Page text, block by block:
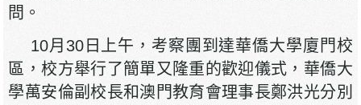
問。
10月30日上午，考察團到達華僑大學廈門校
區，校方舉行了簡單又隆重的歡迎儀式，華僑大
學萬安倫副校長和澳門教育會理事長鄭洪光分別